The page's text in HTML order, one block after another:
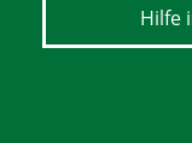
Hilfe